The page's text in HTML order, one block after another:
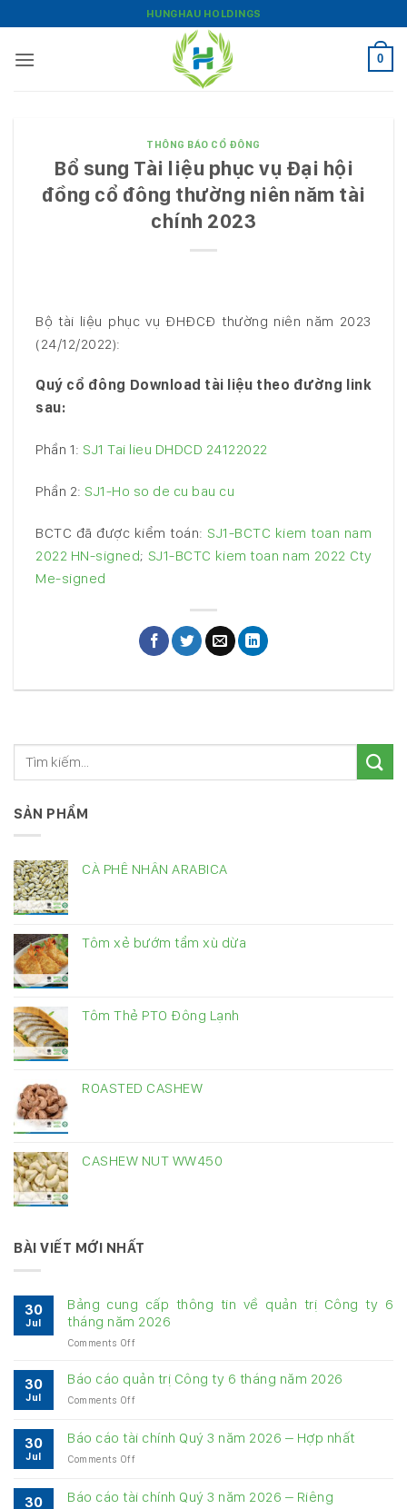
qua
nội
HUNGHAU HOLDINGS
0
THÔNG BÁO CỔ ĐÔNG
Bổ sung Tài liệu phục vụ Đại hội
đồng cổ đông thường niên năm tài
chính 2023
Bộ tài liệu phục vụ ĐHĐCĐ thường niên năm 2023
(24/12/2022):
Quý cổ đông Download tài liệu theo đường link
sau:
Phần 1: SJ1 Tai lieu DHDCD 24122022
Phần 2: SJ1-Ho so de cu bau cu
BCTC đã được kiểm toán: SJ1-BCTC kiem toan nam
2022 HN-signed; SJ1-BCTC kiem toan nam 2022 Cty
Me-signed
SẢN PHẨM
CÀ PHÊ NHÂN ARABICA
Tôm xẻ bướm tẩm xù dừa
Tôm Thẻ PTO Đông Lạnh
ROASTED CASHEW
CASHEW NUT WW450
BÀI VIẾT MỚI NHẤT
30
Jul
Bảng cung cấp thông tin về quản trị Công ty 6
tháng năm 2026
Comments Offon
cung
về
ty
30
Jul
Báo cáo quản trị Công ty 6 tháng năm 2026
Comments Offon
quản
ty
30
Jul
Báo cáo tài chính Quý 3 năm 2026 – Hợp nhất
Comments Offon
tài
30 Báo cáo tài chính Quý 3 năm 2026 – Riêng